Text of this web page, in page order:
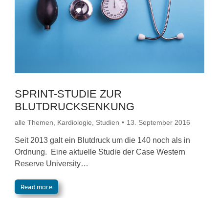
SPRINT-STUDIE ZUR
BLUTDRUCKSENKUNG
alle Themen, Kardiologie, Studien 13. September 2016
Seit 2013 galt ein Blutdruck um die 140 noch als in
Ordnung. Eine aktuelle Studie der Case Western
Reserve University…
Read more